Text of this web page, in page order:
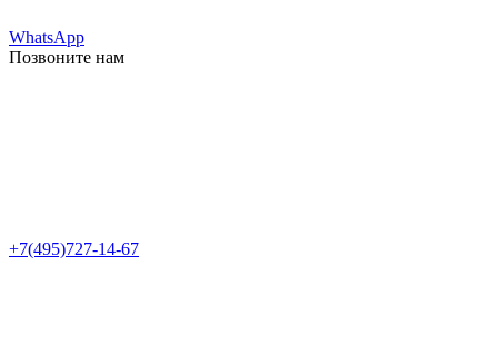
WhatsApp
Позвоните нам
+7(495)727-14-67